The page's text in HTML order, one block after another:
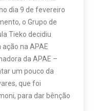
dia 9 de fevereiro
o Grupo de
Tieko decidiu
na APAE
da APAE –
um pouco da
que foi
para dar bênção